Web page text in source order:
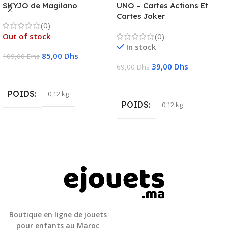
SKYJO de Magilano
(0)
Out of stock
109,00Dhs 85,00 Dhs
POIDS 0,12 kg
UNO – Cartes Actions Et
Cartes Joker
(0)
In stock
69,00Dhs 39,00 Dhs
POIDS 0,12 kg
Boutique en ligne de jouets
pour enfants au Maroc